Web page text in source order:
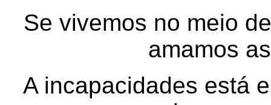
Se vivemos no meio
amamos
A incapacidades está